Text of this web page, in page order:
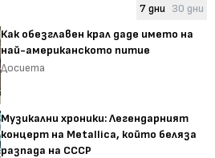
7 дни 30 дни
Как обезглавен крал даде името на
най-американското питие
Досиета
Музикални хроники: Легендарният
концерт на Metallica, който беляза
разпада на СССР